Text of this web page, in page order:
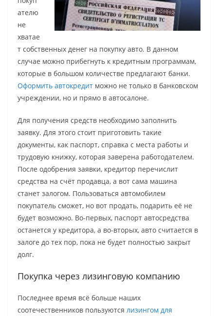
ателю
не
хватае
т собственных денег на покупку авто. В данном
случае можно прибегнуть к кредитным программам,
которые в большом количестве предлагают банки.
Оформить автокредит можно не только в банковском
учреждении, но и прямо в автосалоне.
Для получения средств необходимо заполнить
заявку. Для этого стоит приготовить такие
документы, как паспорт, справка с места работы и
трудовую книжку, которая заверена работодателем.
После одобрения заявки, кредитор перечислит
средства на счёт продавца, а вот сама машина
станет залогом. Пользоваться автомобилем
покупатель сможет, но вот продать, подарить её не
будет возможно. Во-первых, паспорт автосредства
останется у кредитора, а во-вторых, авто считается в
залоге до тех пор, пока не будет полностью закрыт
долг.
Покупка через лизинговую компанию
Последнее время всё больше наших
соотечественников пользуются лизингом для